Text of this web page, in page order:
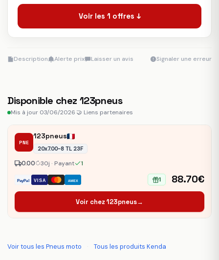
Voir les 1 offres ↓
Description Alerte prix Laisser un avis Signaler une erreur
Disponible chez 123pneus
Mis à jour 03/06/2026🤝 Liens partenaires
PNE
123pneus
20x7.00-8 TL 23F
PayPal VISA AMEX
0.00 30j · Payant 1
1 88.70€
Voir chez 123pneus→
Voir tous les Pneus moto · Tous les produits Kenda